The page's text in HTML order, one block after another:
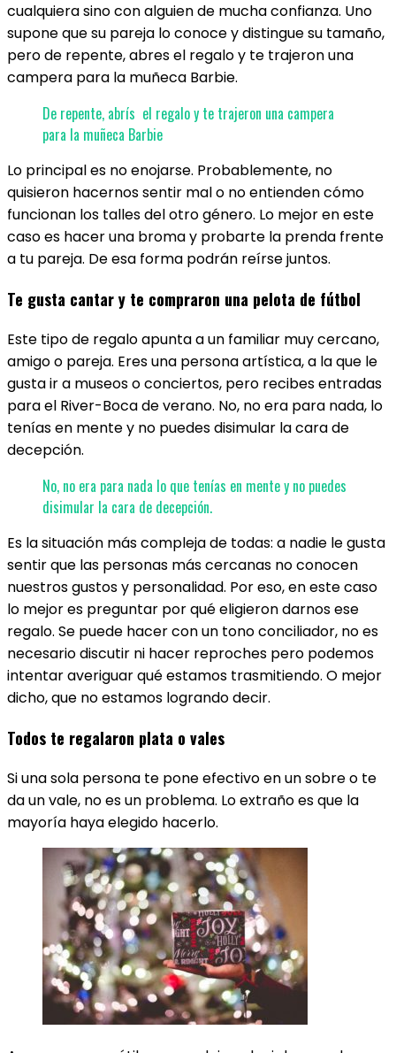
cualquiera sino con alguien de mucha confianza. Uno
supone que su pareja lo conoce y distingue su tamaño,
pero de repente, abresel regalo y te trajeron una
campera para la muñeca Barbie.
De repente, abrís el regalo y te trajeron una campera
para la muñeca Barbie
Lo principal es no enojarse. Probablemente, no
quisieron hacernos sentir mal o no entienden cómo
funcionan los talles del otro género. Lo mejor en este
caso es hacer una broma y probarte la prenda frente
a tu pareja. De esa forma podrán reírse juntos.
Te gusta cantar y te compraron una pelota de fútbol
Este tipo de regalo apunta a un familiar muy cercano,
amigo o pareja. Eres una persona artística, a la que le
gusta ir a museos o conciertos, pero recibes entradas
para el River-Boca de verano. No, no era para nada, lo
tenías en mente y no puedes disimular la cara de
decepción.
No, no era para nada lo que tenías en mente y no puedes
disimular la cara de decepción.
Es la situación más compleja de todas: a nadie le gusta
sentir que las personas más cercanas no conocen
nuestros gustos y personalidad. Por eso, en este caso
lo mejor es preguntar por qué eligieron darnos ese
regalo. Se puede hacer con un tono conciliador, no es
necesario discutir ni hacer reproches pero podemos
intentar averiguar qué estamos trasmitiendo. O mejor
dicho, que no estamos logrando decir.
Todos te regalaron plata o vales
Si una sola persona te pone efectivo en un sobre o te
da un vale, no es un problema. Lo extraño es que la
mayoría haya elegido hacerlo.